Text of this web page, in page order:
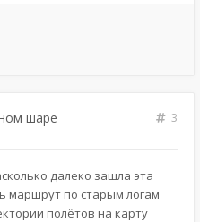
шаре
3
далеко зашла эта
маршрут по старым логам
полётов на карту